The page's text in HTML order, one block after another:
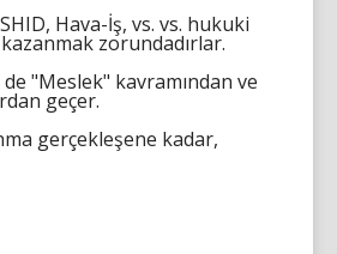
Hava-İş, vs. vs. hukuki
zorundadırlar.
"Meslek" kavramından ve
geçer.
gerçekleşene kadar,